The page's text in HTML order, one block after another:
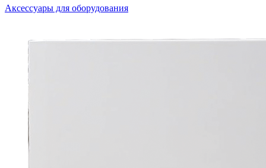
Аксессуары для оборудования